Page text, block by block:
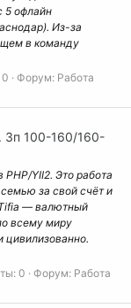
5 офлайн
Из-за
в команду
Форум: Работа
Зп 100-160/160-
YII2. Это работа
за свой счёт и
— валютный
всему миру
цивилизованно.
0 Форум: Работа